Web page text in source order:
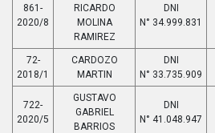
861-
2020/8
RICARDO
MOLINA
RAMIREZ
DNI
N° 34.999.831
72-
2018/1
CARDOZO
MARTIN
DNI
N° 33.735.909
722-
2020/5
GUSTAVO
GABRIEL
BARRIOS
DNI
N° 41.048.947